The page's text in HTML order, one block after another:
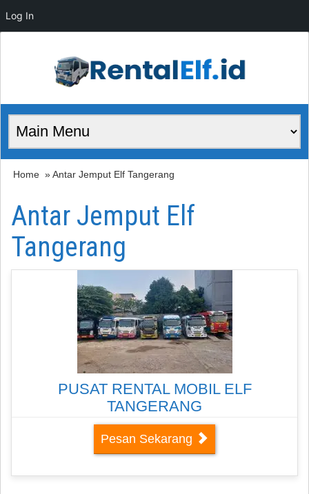
Home » Antar Jemput Elf Tangerang
Antar Jemput Elf
Tangerang
PUSAT RENTAL MOBIL ELF
TANGERANG
Pesan Sekarang
Log In